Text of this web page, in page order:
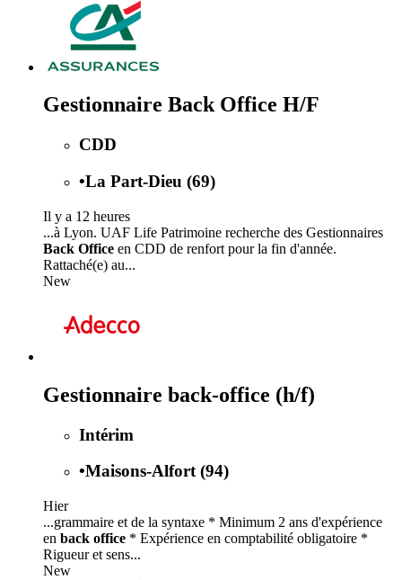
Gestionnaire Back Office H/F
CDD
•La Part-Dieu (69)
Il y a 12 heures
...à Lyon. UAF Life Patrimoine recherche des Gestionnaires
Back Office en CDD de renfort pour la fin d'année.
Rattaché(e) au...
New
Gestionnaire back-office (h/f)
Intérim
•Maisons-Alfort (94)
Hier
...grammaire et de la syntaxe * Minimum 2 ans d'expérience
en back office * Expérience en comptabilité obligatoire *
Rigueur et sens...
New